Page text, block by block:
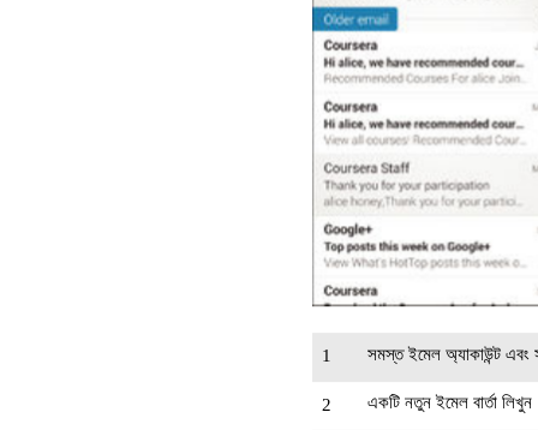
1 সমস্ত ইমেল অ্যাকাউন্ট এবং
2 একটি নতুন ইমেল বার্তা লিখুন